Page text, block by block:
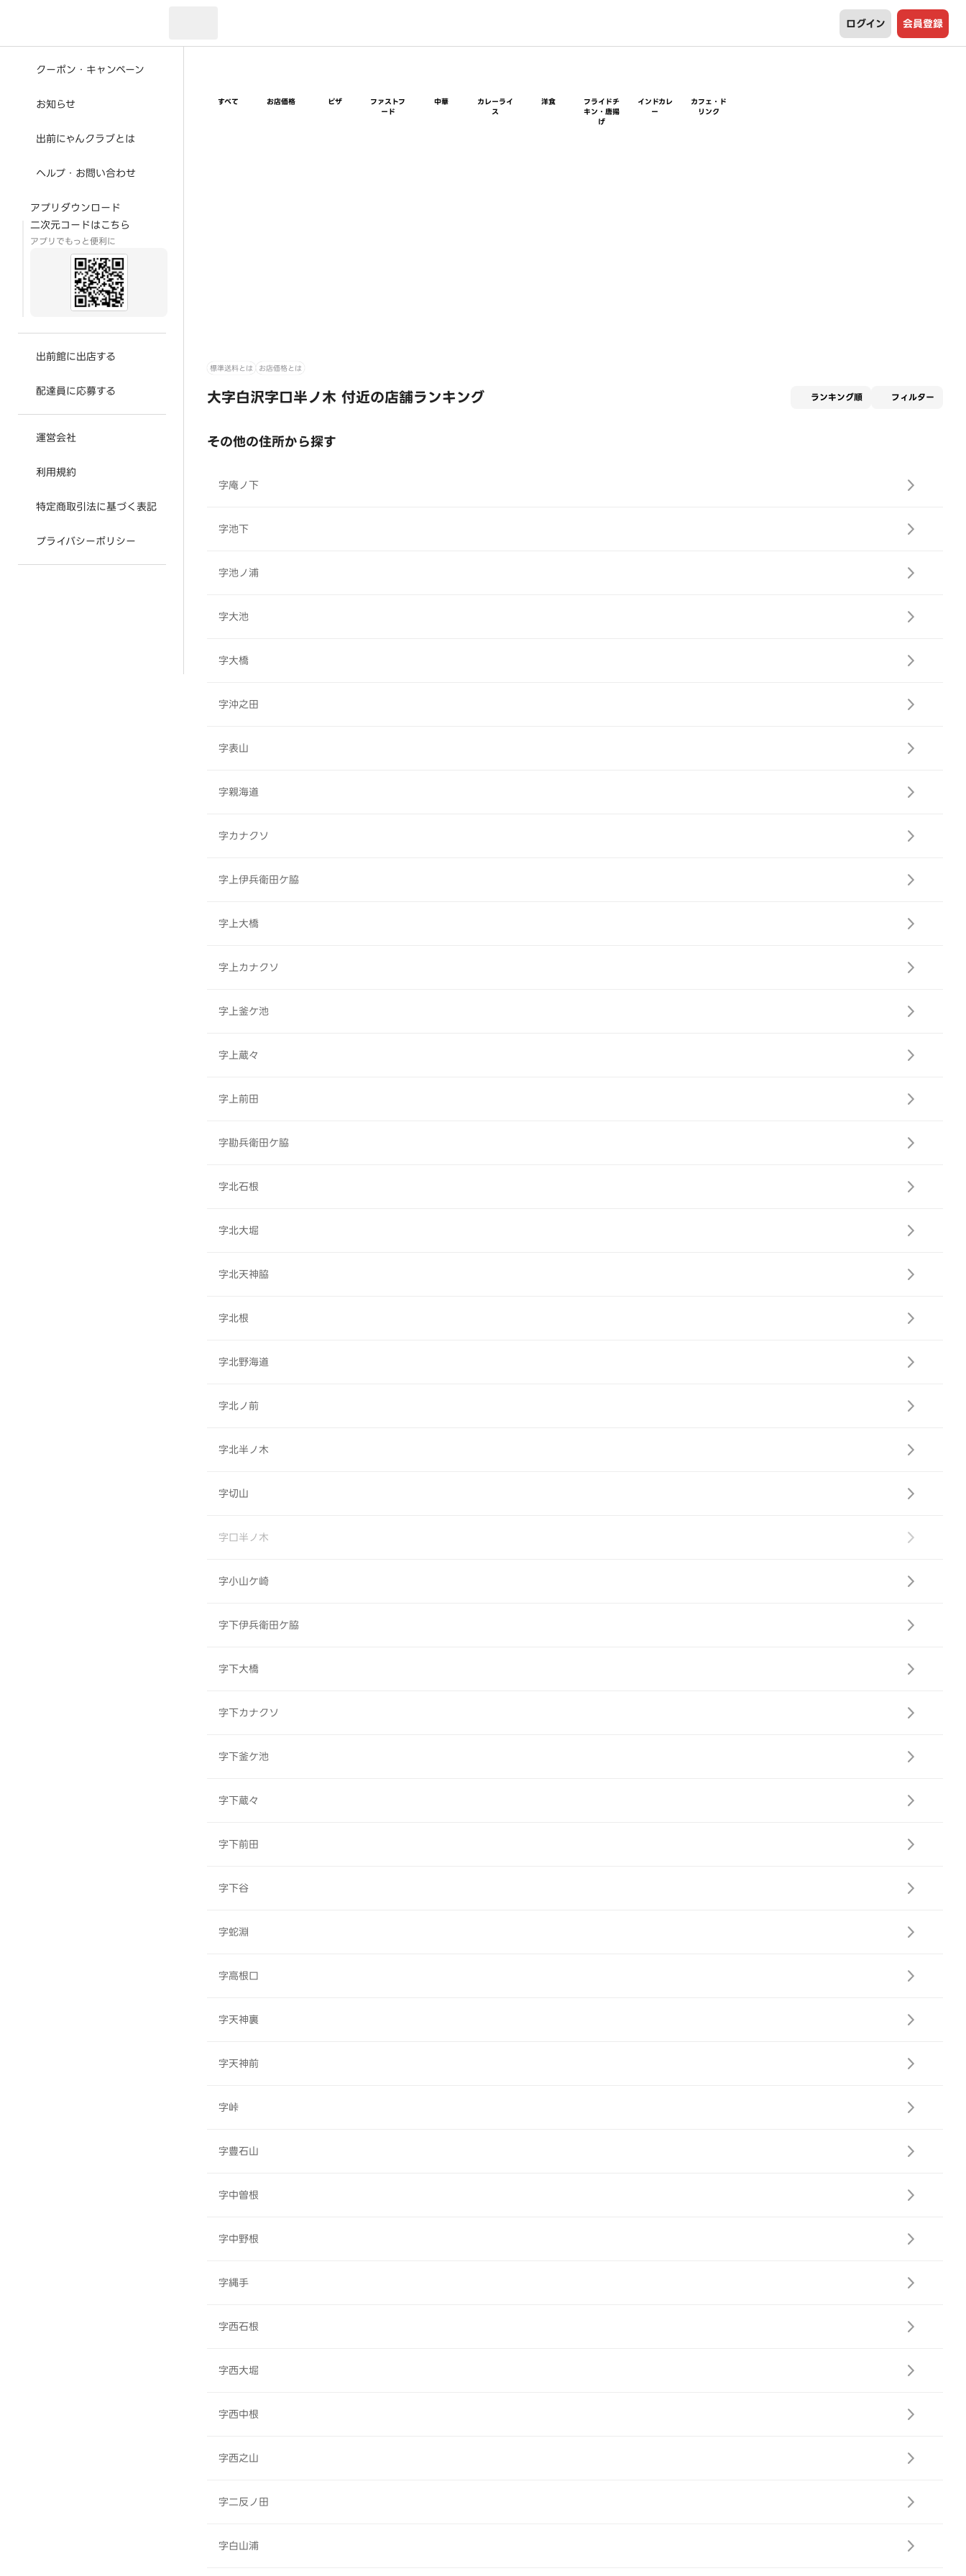
ログイン 会員登録
クーポン・キャンペーン
お知らせ
出前にゃんクラブとは
ヘルプ・お問い合わせ
アプリダウンロード
二次元コードはこちら
アプリでもっと便利に
出前館に出店する
配達員に応募する
運営会社
利用規約
特定商取引法に基づく表記
プライバシーポリシー
すべて お店価格 ピザ
ファストフ
ード
中華
カレーライ
ス
洋食
フライドチ
キン・唐揚
げ
インドカレ
ー
カフェ・ド
リンク
標準送料とは お店価格とは
大字白沢字口半ノ木 付近の店舗ランキング ランキング順 フィルター
その他の住所から探す
字庵ノ下
字池下
字池ノ浦
字大池
字大橋
字沖之田
字表山
字親海道
字カナクソ
字上伊兵衛田ケ脇
字上大橋
字上カナクソ
字上釜ケ池
字上蔵々
字上前田
字勘兵衛田ケ脇
字北石根
字北大堀
字北天神脇
字北根
字北野海道
字北ノ前
字北半ノ木
字切山
字口半ノ木
字小山ケ崎
字下伊兵衛田ケ脇
字下大橋
字下カナクソ
字下釜ケ池
字下蔵々
字下前田
字下谷
字蛇淵
字高根口
字天神裏
字天神前
字峠
字豊石山
字中曽根
字中野根
字縄手
字西石根
字西大堀
字西中根
字西之山
字二反ノ田
字白山浦